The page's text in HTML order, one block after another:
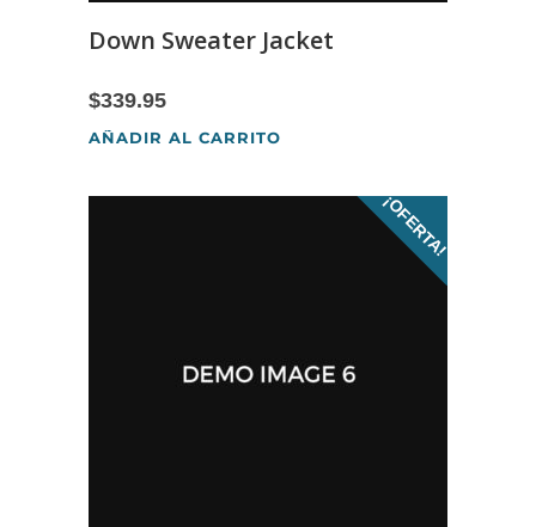
Down Sweater Jacket
$339.95
AÑADIR AL CARRITO
¡OFERTA!